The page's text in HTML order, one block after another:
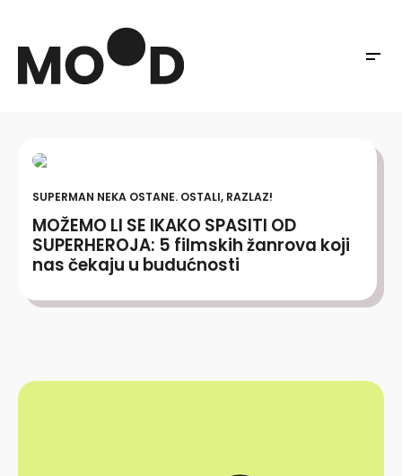
SUPERMAN NEKA OSTANE. OSTALI, RAZLAZ!
MOŽEMO LI SE IKAKO SPASITI OD
SUPERHEROJA: 5 filmskih žanrova koji
nas čekaju u budućnosti